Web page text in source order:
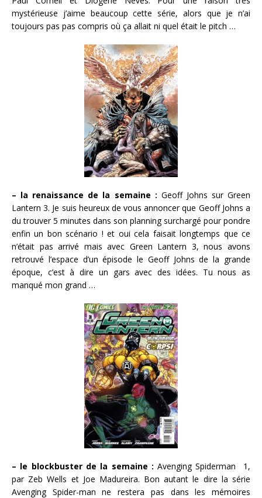
mystérieuse j’aime beaucoup cette série, alors que je n’ai
toujours pas pas compris où ça allait ni quel était le pitch …
– la renaissance de la semaine : Geoff Johns sur Green
Lantern 3. Je suis heureux de vous annoncer que Geoff Johns a
du trouver 5 minutes dans son planning surchargé pour pondre
enfin un bon scénario ! et oui cela faisait longtemps que ce
n’était pas arrivé mais avec Green Lantern 3, nous avons
retrouvé l’espace d’un épisode le Geoff Johns de la grande
époque, c’est à dire un gars avec des idées. Tu nous as
manqué mon grand …
– le blockbuster de la semaine : Avenging Spiderman 1,
par Zeb Wells et Joe Madureira. Bon autant le dire la série
Avenging Spider-man ne restera pas dans les mémoires